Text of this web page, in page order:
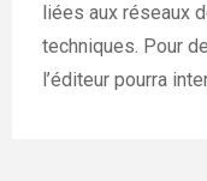
liées aux réseaux
techniques. Pour
l’éditeur pourra